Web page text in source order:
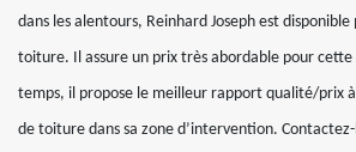
dans les alentours, Reinhard Joseph est
toiture. Il assure un prix très abordable pour
temps, il propose le meilleur rapport qualité/prix
de toiture dans sa zone d’intervention.